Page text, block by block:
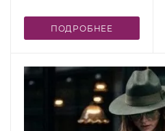
ПОДРОБНЕЕ